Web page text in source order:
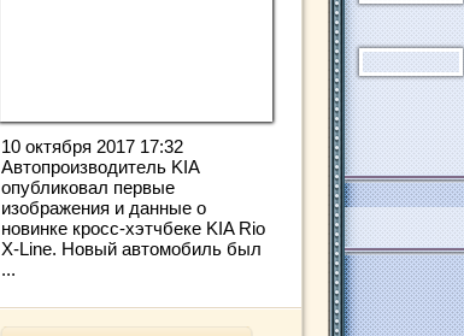
10 октября 2017 17:32
Автопроизводитель KIA
опубликовал первые
изображения и данные о
новинке кросс-хэтчбеке KIA Rio
X-Line. Новый автомобиль был
...